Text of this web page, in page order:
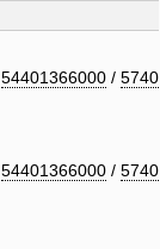
54401366000 / 5740
54401366000 / 5740